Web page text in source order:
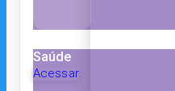
Saúde
Acessar